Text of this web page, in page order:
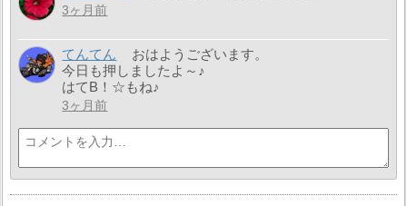
3ヶ月前
てんてん
おはようございます。
今日も押しましたよ～♪
はてB！☆もね♪
3ヶ月前